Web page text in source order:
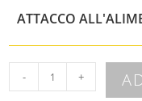
ATTACCO
- +